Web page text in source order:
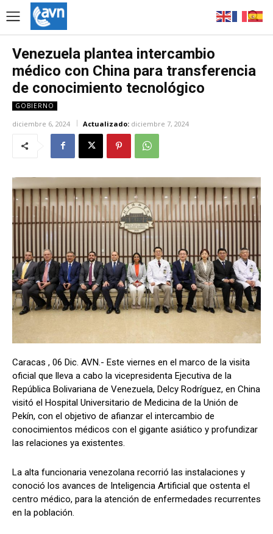
Venezuela plantea intercambio
médico con China para transferencia
de conocimiento tecnológico
GOBIERNO
diciembre 6, 2024 Actualizado: diciembre 7, 2024
Caracas , 06 Dic. AVN.- Este viernes en el marco de la visita
oficial que lleva a cabo la vicepresidenta Ejecutiva de la
República Bolivariana de Venezuela, Delcy Rodríguez, en China
visitó el Hospital Universitario de Medicina de la Unión de
Pekín, con el objetivo de afianzar el intercambio de
conocimientos médicos con el gigante asiático y profundizar
las relaciones ya existentes.
La alta funcionaria venezolana recorrió las instalaciones y
conoció los avances de Inteligencia Artificial que ostenta el
centro médico, para la atención de enfermedades recurrentes
en la población.